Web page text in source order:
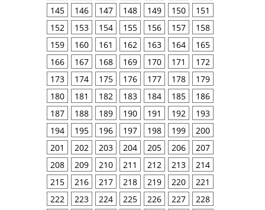
145
146 147 148 149 150
151
152
153 154 155 156 157
158
159
160 161 162 163 164
165
166
167 168 169 170 171
172
173
174 175 176 177 178
179
180
181 182 183 184 185
186
187
188 189 190 191 192
193
194
195 196 197 198 199
200
201
202 203 204 205 206
207
208
209 210 211 212 213
214
215
216 217 218 219 220
221
222
223 224 225 226 227
228